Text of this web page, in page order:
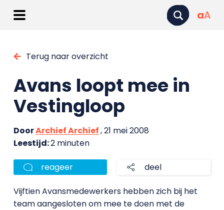
aA
Terug naar overzicht
Avans loopt mee in
Vestingloop
DoorArchief Archief, 21 mei 2008
Leestijd:2 minuten
reageer deel
Vijftien Avansmedewerkers hebben zich bij het
team aangesloten om mee te doen met de